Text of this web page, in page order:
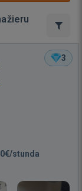
3
stunda